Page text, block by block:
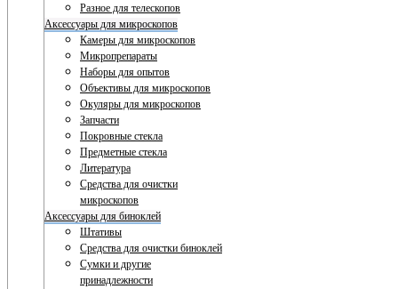
Разное для телескопов
Аксессуары для микроскопов
Камеры для микроскопов
Микропрепараты
Наборы для опытов
Объективы для микроскопов
Окуляры для микроскопов
Запчасти
Покровные стекла
Предметные стекла
Литература
Средства для очистки
микроскопов
Аксессуары для биноклей
Штативы
Средства для очистки биноклей
Сумки и другие
принадлежности